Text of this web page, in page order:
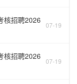
核招聘2026
07-19
核招聘2026
07-19